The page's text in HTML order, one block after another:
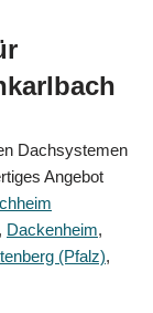
Dachsystemen
Angebot
, Dackenheim,
(Pfalz),